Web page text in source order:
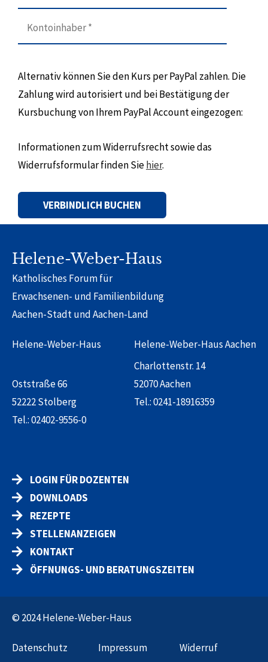
Alternativ können Sie den Kurs per PayPal zahlen. Die
Zahlung wird autorisiert und bei Bestätigung der
Kursbuchung von Ihrem PayPal Account eingezogen:
Informationen zum Widerrufsrecht sowie das
Widerrufsformular finden Siehier.
Helene-Weber-Haus
Katholisches Forum für
Erwachsenen- und Familienbildung
Aachen-Stadt und Aachen-Land
Helene-Weber-Haus
Oststraße 66
52222 Stolberg
Tel.:02402-9556-0
Helene-Weber-Haus Aachen
Charlottenstr. 14
52070 Aachen
Tel.:0241-18916359
LOGIN FÜR DOZENTEN
DOWNLOADS
REZEPTE
STELLENANZEIGEN
KONTAKT
ÖFFNUNGS- UND BERATUNGSZEITEN
© 2024 Helene-Weber-Haus
Datenschutz Impressum
Widerruf